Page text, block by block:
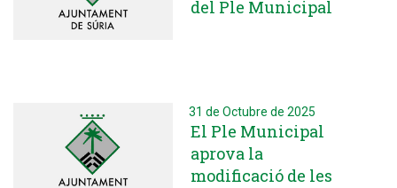
del Ple Municipal
31 de Octubre de 2025
El Ple Municipal
aprova la
modificació de les